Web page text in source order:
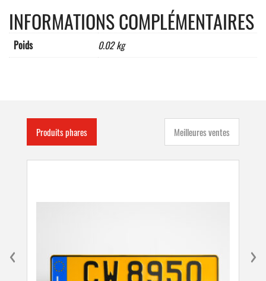
INFORMATIONS COMPLÉMENTAIRES
Poids 0.02 kg
Produits phares Meilleures ventes